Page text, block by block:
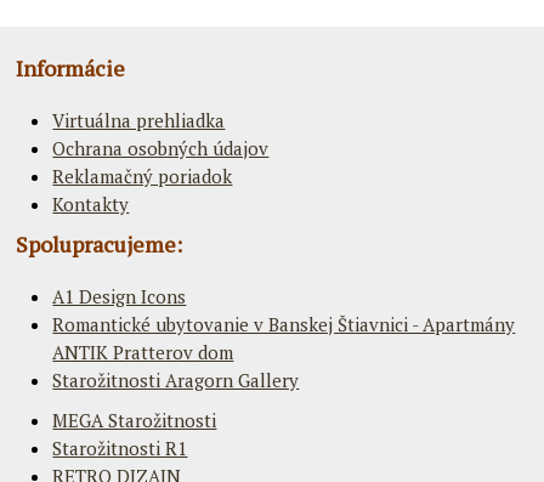
Informácie
Virtuálna prehliadka
Ochrana osobných údajov
Reklamačný poriadok
Kontakty
Spolupracujeme:
A1 Design Icons
Romantické ubytovanie v Banskej Štiavnici - Apartmány
ANTIK Pratterov dom
Starožitnosti Aragorn Gallery
MEGA Starožitnosti
Starožitnosti R1
RETRO DIZAJN